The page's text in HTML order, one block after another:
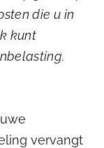
die u in
kunt
vervangt